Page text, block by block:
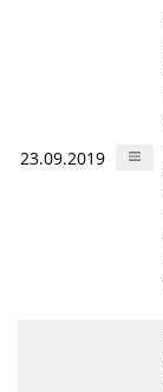
23.09.2019